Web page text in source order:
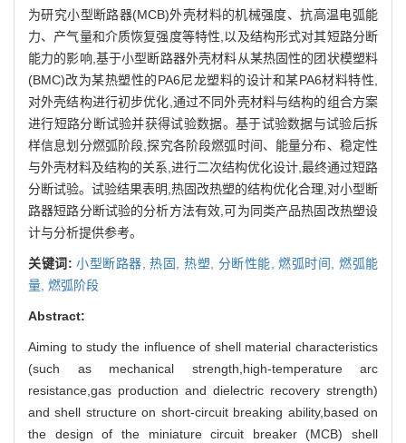
为研究小型断路器(MCB)外壳材料的机械强度、抗高温电弧能
力、产气量和介质恢复强度等特性,以及结构形式对其短路分断
能力的影响,基于小型断路器外壳材料从某热固性的团状模塑料
(BMC)改为某热塑性的PA6尼龙塑料的设计和某PA6材料特性,
对外壳结构进行初步优化,通过不同外壳材料与结构的组合方案
进行短路分断试验并获得试验数据。基于试验数据与试验后拆
样信息划分燃弧阶段,探究各阶段燃弧时间、能量分布、稳定性
与外壳材料及结构的关系,进行二次结构优化设计,最终通过短路
分断试验。试验结果表明,热固改热塑的结构优化合理,对小型断
路器短路分断试验的分析方法有效,可为同类产品热固改热塑设
计与分析提供参考。
关键词:小型断路器,热固, 热塑, 分断性能,燃弧时间, 燃弧能
量, 燃弧阶段
Abstract:
Aiming to study the influence of shell material characteristics
(such as mechanical strength,high-temperature arc
resistance,gas production and dielectric recovery strength)
and shell structure on short-circuit breaking ability,based on
the design of the miniature circuit breaker (MCB) shell